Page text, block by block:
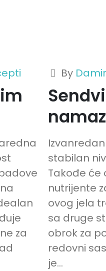
za
By
stabilan
Takođe će
nutrijente
ovog jela
sa druge
obrok za
redovni
je...